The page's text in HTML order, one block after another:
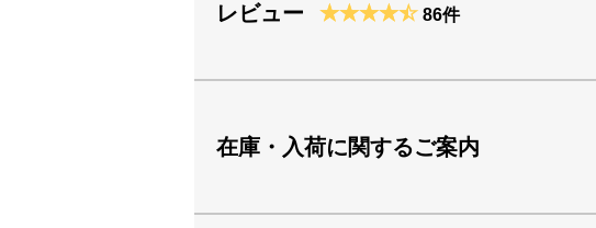
レビュー 86件
在庫・入荷に関するご案内